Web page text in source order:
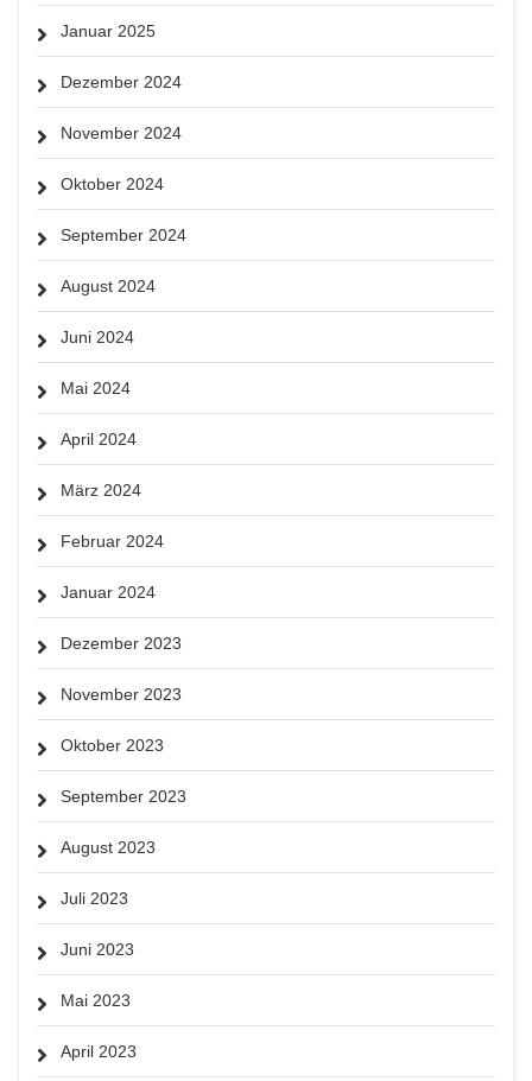
Januar 2025
Dezember 2024
November 2024
Oktober 2024
September 2024
August 2024
Juni 2024
Mai 2024
April 2024
März 2024
Februar 2024
Januar 2024
Dezember 2023
November 2023
Oktober 2023
September 2023
August 2023
Juli 2023
Juni 2023
Mai 2023
April 2023